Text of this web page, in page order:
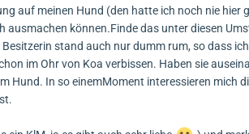
auf meinen Hund (den hatte ich noch nie hier
ausmachen können.Finde das unter diesen
stand auch nur dumm rum, so dass
im Ohr von Koa verbissen. Haben sie
Hund. In so einemMoment interessieren mich